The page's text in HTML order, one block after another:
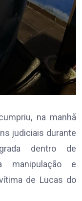
na manhã
judiciais durante
dentro de
manipulação e
de Lucas do